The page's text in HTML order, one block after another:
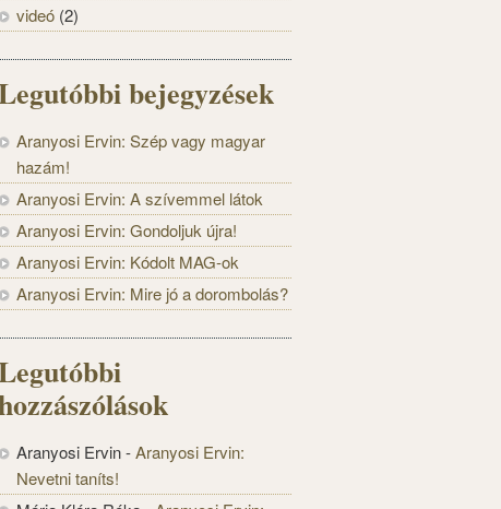
videó (2)
bejegyzések
Aranyosi Ervin: Szép vagy magyar
hazám!
Aranyosi Ervin: A szívemmel látok
Aranyosi Ervin: Gondoljuk újra!
Aranyosi Ervin: Kódolt MAG-ok
Aranyosi Ervin: Mire jó a dorombolás?
Aranyosi Ervin-Aranyosi Ervin:
Nevetni taníts!